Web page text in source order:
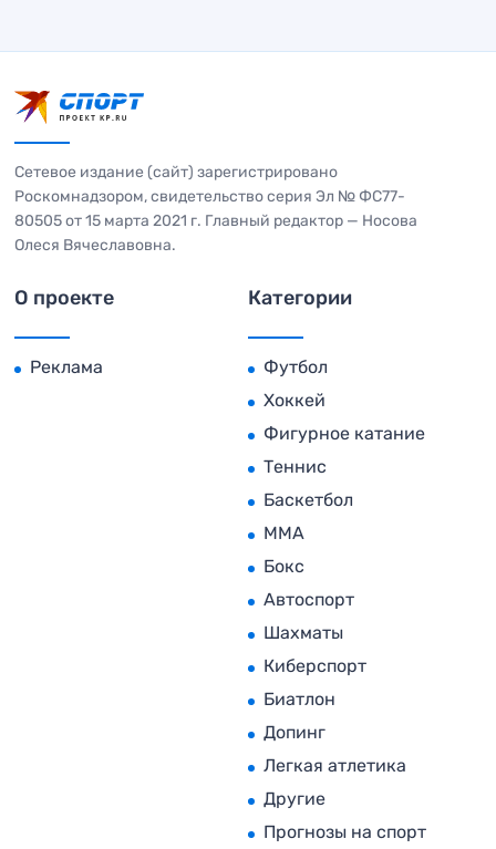
Сетевое издание (сайт) зарегистрировано
Роскомнадзором, свидетельство серия Эл № ФС77-
80505 от 15 марта 2021 г. Главный редактор — Носова
Олеся Вячеславовна.
О проекте
Реклама
Категории
Футбол
Хоккей
Фигурное катание
Теннис
Баскетбол
MMA
Бокс
Автоспорт
Шахматы
Киберспорт
Биатлон
Допинг
Легкая атлетика
Другие
Прогнозы на спорт